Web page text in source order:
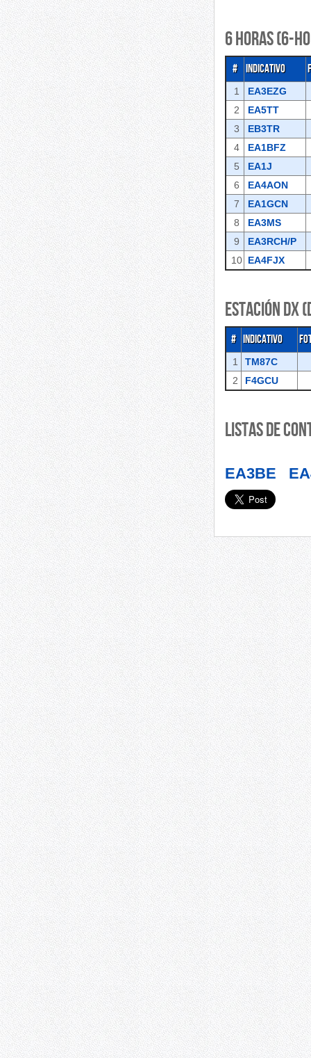
6 Horas (6-
# Indicativo
1
EA3EZG
2
EA5TT
3
EB3TR
4
EA1BFZ
5
EA1J
6
EA4AON
7
EA1GCN
8
EA3MS
9
EA3RCH/P
10 EA4FJX
Estación DX
# Indicativo
1
TM87C
2
F4GCU
Listas de
EA3BE